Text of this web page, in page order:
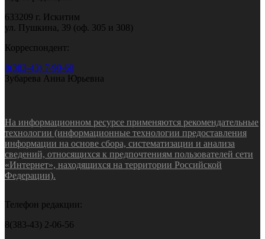
633209 г. Искитим
ул. Пушкина, 39 (оф. 305 и 308)
Корреспондент:
8(383-43) 7-90-60
Зубарева Анна Юрьевна
На информационном ресурсе применяются рекомендательные
технологии (информационные технологии предоставления
информации на основе сбора, систематизации и анализа
сведений, относящихся к предпочтениям пользователей сети
«Интернет», находящихся на территории Российской
Федерации).
Телефон редакции:
8(383-43) 2-06-56